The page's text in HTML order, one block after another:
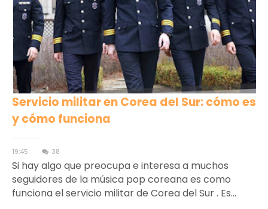
Servicio militar en Corea del Sur: cómo es
y cómo funciona
19:45 38
Si hay algo que preocupa e interesa a muchos
seguidores de la música pop coreana es como
funciona el servicio militar de Corea del Sur . Es...